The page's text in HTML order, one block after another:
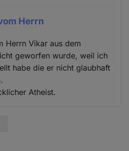
Herrn
Herrn Vikar aus dem
geworfen wurde, weil ich
habe die er nicht glaubhaft
Atheist.